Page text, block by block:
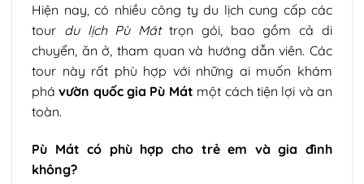
Hiện nay, có nhiều công ty du lịch cung cấp các
tour du lịch Pù Máttrọn gói, bao gồm cả di
chuyển, ăn ở, tham quan và hướng dẫn viên. Các
tour này rất phù hợp với những ai muốn khám
phávườn quốc gia Pù Mát một cách tiện lợi và an
toàn.
Pù Mát có phù hợp cho trẻ em và gia đình
không?